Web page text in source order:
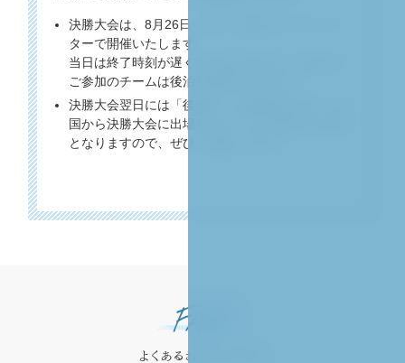
決勝大会は、8月26日（水）に東京ガーデンシア
ターで開催いたします。
当日は終了時刻が遅くなる予定のため、地方から
ご参加のチームは後泊が必要となります。
決勝大会翌日には「後夜祭」を開催予定です。全
国から決勝大会に出場したチームが交流できる場
となりますので、ぜひご参加ください。
FAQ
よくあるお問い合わせ